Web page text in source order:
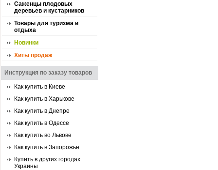
Саженцы плодовых
деревьев и кустарников
Товары для туризма и
отдыха
Новинки
Хиты продаж
Инструкция по заказу товаров
Как купить в Киеве
Как купить в Харькове
Как купить в Днепре
Как купить в Одессе
Как купить во Львове
Как купить в Запорожье
Купить в других городах
Украины